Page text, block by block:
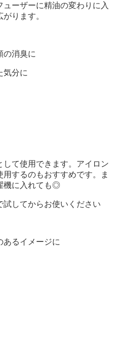
ーザーに精油の変わりに入
ります。
の消臭に
気分に
て使用できます。アイロン
するのもおすすめです。ま
機に入れても◎
してからお使いください
あるイメージに